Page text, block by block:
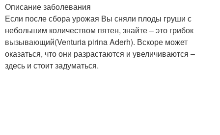
Описание заболевания
Если после сбора урожая Вы сняли плоды груши с
небольшим количеством пятен, знайте – это грибок
вызывающий(Venturia pirina Aderh). Вскоре может
оказаться, что они разрастаются и увеличиваются –
здесь и стоит задуматься.